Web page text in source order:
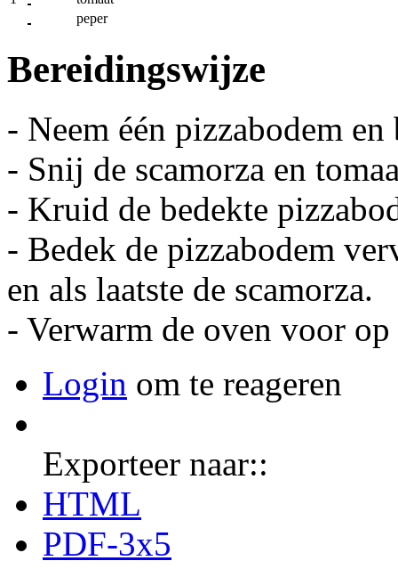
peper
Bereidingswijze
- Neem één pizzabodem
- Snij de scamorza en
- Kruid de bedekte
- Bedek de pizzabodem
en als laatste de scamorza.
- Verwarm de oven voor
Login om te reageren
Exporteer naar::
HTML
PDF-3x5